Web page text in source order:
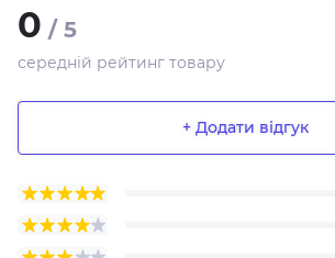
0 / 5
середній рейтинг товару
+ Додати відгук